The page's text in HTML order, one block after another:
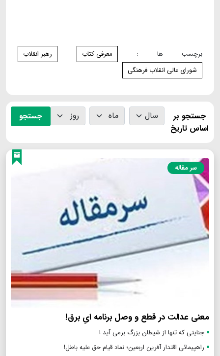
برچسب ها : معرفی کتاب
رهبر انقلاب
شورای عالی انقلاب فرهنگی
جستجو بر
اساس تاریخ
جستجو
سر مقاله
معنی عدالت در قطع و وصل برنامه ایِ برق!
جنایتی که تنها از شیطان بزرگ برمی آید !
راهپیمائی اقتدار آفرین اربعین؛ نماد قیام حق علیه باطل!